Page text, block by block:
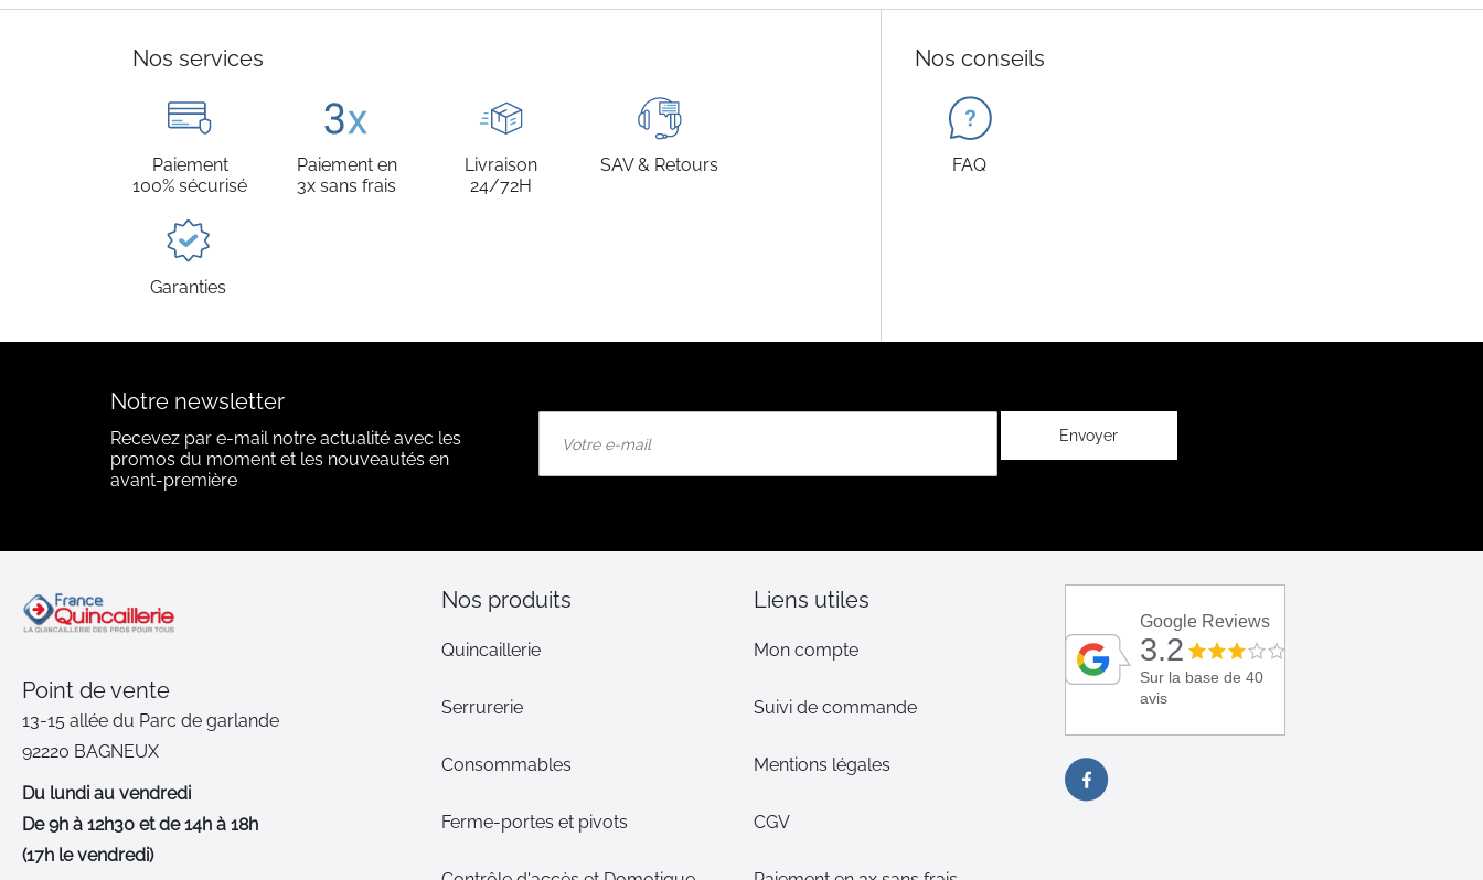
Nos services
Paiement
100% sécurisé
Paiement en
3x sans frais
Livraison
24/72H
SAV & Retours
Garanties
Nos conseils
FAQ
Notre newsletter
Recevez par e-mail notre actualité avec les
promos du moment et les nouveautés en
avant-première
notre
:
Envoyer
Point de vente
13-15 allée du Parc de garlande
92220 BAGNEUX
Du lundi au vendredi
De 9h à 12h30 et de 14h à 18h
(17h le vendredi)
Nos produits
Quincaillerie
Serrurerie
Consommables
Ferme-portes et pivots
Liens utiles
Mon compte
Suivi de commande
Mentions légales
CGV
Google Reviews
3.2
Sur la base de 40
avis